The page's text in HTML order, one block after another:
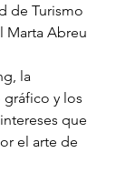
de Turismo
Marta Abreu
la
y los
que
el arte de